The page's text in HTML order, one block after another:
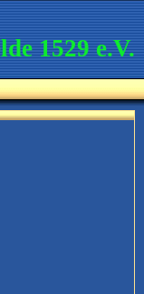
1529 e.V.